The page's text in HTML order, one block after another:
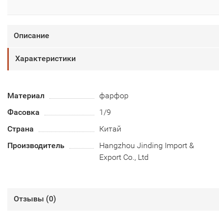
Описание
Характеристики
Материал
фарфор
Фасовка
1/9
Страна
Китай
Производитель
Hangzhou Jinding Import &
Export Co., Ltd
Отзывы (0)